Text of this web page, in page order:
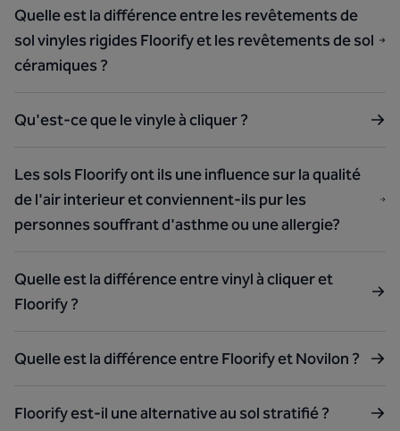
Quelle est la différence entre les revêtements de
sol vinyles rigides Floorify et les revêtements de sol
céramiques ?
Qu'est-ce que le vinyle à cliquer ?
Les sols Floorify ont ils une influence sur la qualité
de l'air interieur et conviennent-ils pur les
personnes souffrant d'asthme ou une allergie?
Quelle est la différence entre vinyl à cliquer et
Floorify ?
Quelle est la différence entre Floorify et Novilon ?
Floorify est-il une alternative au sol stratifié ?